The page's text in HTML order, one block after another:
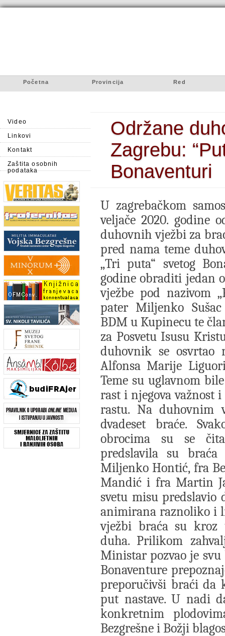
Početna Provincija Red
Video
Linkovi
Kontakt
Zaštita osobnih
podataka
Održane
Zagrebu:
Bonaventuri
U zagrebačkom
veljače 2020. godine
duhovnih vježbi za
pred nama teme
„Tri puta“ svetog
godine obraditi jedan
vježbe pod nazivom
pater Miljenko
BDM u Kupinecu te
za Posvetu Isusu
duhovnik se osvrtao
Alfonsa Marije
Teme su uglavnom
rast i njegova važnost
rastu. Na duhovnim
dvadeset braće.
obrocima su se
predslavila su
Miljenko Hontić, fra
Mandić i fra Martin
svetu misu predslavio
animirana raznoliko i
vježbi braća su kroz
duha. Prilikom
Ministar pozvao je svu
Bonaventure
preporučivši braći da
put nastave. U nadi
konkretnim
Bezgrešne i Božji